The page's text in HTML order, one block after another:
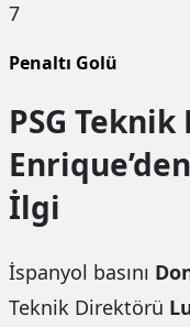
7
Penaltı Golü
PSG
İlgi
İspanyol basını
Teknik Direktörü